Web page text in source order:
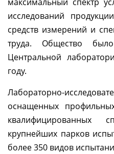
максимальный спектр
исследований
средств измерений и
труда. Общество
Центральной
году.
Лабораторно-
оснащенных
квалифицированных
крупнейших парков
более 350 видов